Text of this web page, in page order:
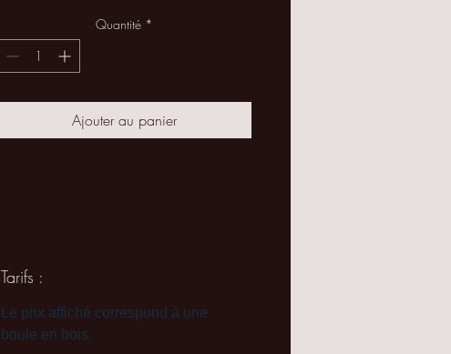
y avoir quelques différences de teintes,
ce qui rendra votre objet unique.
Quantité *
Ajouter au panier
Tarifs :
Le prix affiché correspond à une
boule en bois.